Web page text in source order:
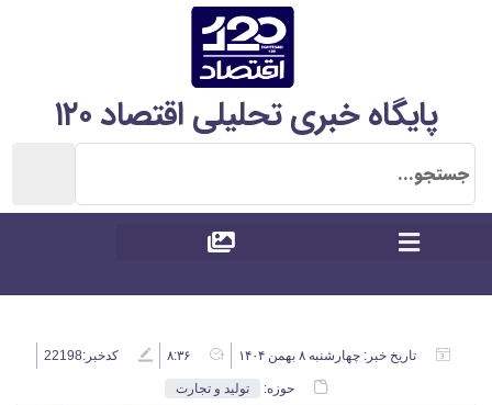
پایگاه خبری تحلیلی اقتصاد ۱۲۰
تاریخ خبر:چهارشنبه ۸ بهمن ۱۴۰۴ ۸:۳۶ کدخبر:22198
حوزه: تولید و تجارت